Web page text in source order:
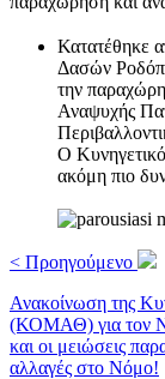
Κατατέθηκε
Δασών
την
Αναψυχής
Ο
ακόμη πιο
< Προηγούμενο
Ανακοίνωση της
(ΚΟΜΑΘ) για τον
και οι μειώσεις
αλλαγές στο Νόμο!